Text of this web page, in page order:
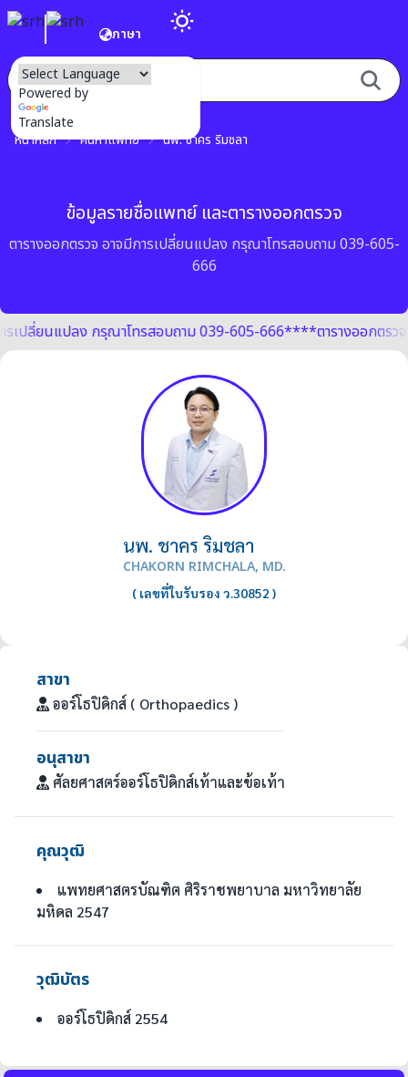
ภาษา
Powered by
Translate
หน้าหลัก
ค้นหาแพทย์ นพ. ชาคร ริมชลา
ข้อมูลรายชื่อแพทย์ และตารางออกตรวจ
ตารางออกตรวจ อาจมีการเปลี่ยนแปลง กรุณาโทรสอบถาม 039-605-
666
รเปลี่ยนแปลง กรุณาโทรสอบถาม 039-605-666****ตารางออกตรว
นพ. ชาคร ริมชลา
CHAKORN RIMCHALA, MD.
( เลขที่ใบรับรอง ว.30852 )
สาขา
ออร์โธปิดิกส์ ( Orthopaedics )
อนุสาขา
ศัลยศาสตร์ออร์โธปิดิกส์เท้าและข้อเท้า
คุณวุฒิ
แพทยศาสตรบัณฑิต ศิริราชพยาบาล มหาวิทยาลัย
มหิดล 2547
วุฒิบัตร
ออร์โธปิดิกส์ 2554